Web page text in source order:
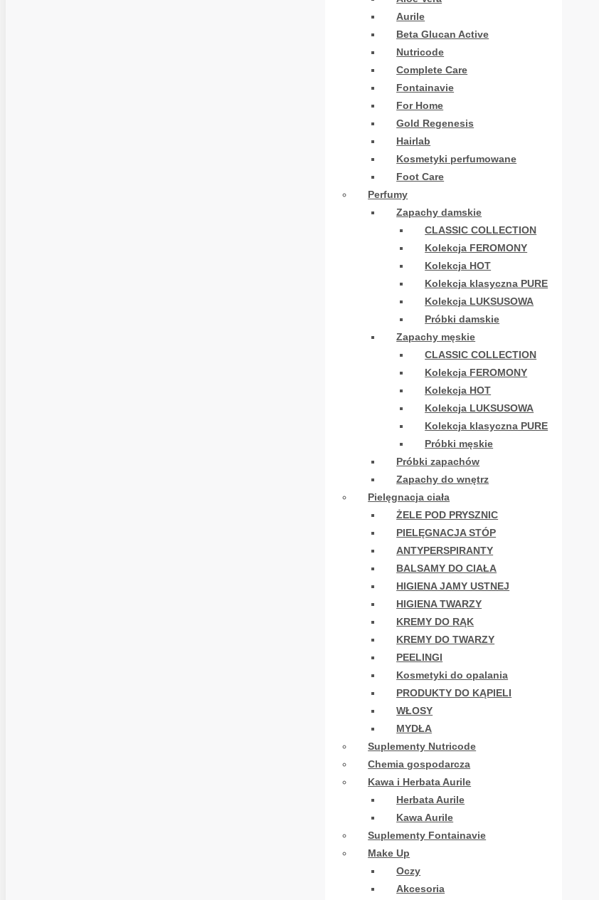
Aurile
Beta Glucan Active
Nutricode
Complete Care
Fontainavie
For Home
Gold Regenesis
Hairlab
Kosmetyki perfumowane
Foot Care
Perfumy
Zapachy damskie
CLASSIC COLLECTION
Kolekcja FEROMONY
Kolekcja HOT
Kolekcja klasyczna PURE
Kolekcja LUKSUSOWA
Próbki damskie
Zapachy męskie
CLASSIC COLLECTION
Kolekcja FEROMONY
Kolekcja HOT
Kolekcja LUKSUSOWA
Kolekcja klasyczna PURE
Próbki męskie
Próbki zapachów
Zapachy do wnętrz
Pielęgnacja ciała
ŻELE POD PRYSZNIC
PIELĘGNACJA STÓP
ANTYPERSPIRANTY
BALSAMY DO CIAŁA
HIGIENA JAMY USTNEJ
HIGIENA TWARZY
KREMY DO RĄK
KREMY DO TWARZY
PEELINGI
Kosmetyki do opalania
PRODUKTY DO KĄPIELI
WŁOSY
MYDŁA
Suplementy Nutricode
Chemia gospodarcza
Kawa i Herbata Aurile
Herbata Aurile
Kawa Aurile
Suplementy Fontainavie
Make Up
Oczy
Akcesoria